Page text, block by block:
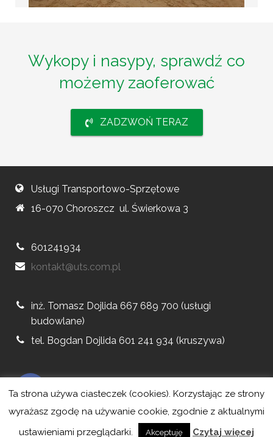
Wykopy i nasypy, sprawdź co
możemy zaoferować
ZADZWOŃ TERAZ
Usługi Transportowo-Sprzętowe
16-070 Choroszcz ul. Świerkowa 3
601241934
kontakt@uts.com.pl
inż. Tomasz Dojlida 667 689 700 (usługi
budowlane)
tel. Bogdan Dojlida 601 241 934 (kruszywa)
© Copyright Gogler 2018
Ta strona używa ciasteczek (cookies). Korzystając ze strony
wyrażasz zgodę na używanie cookie, zgodnie z aktualnymi
ustawieniami przeglądarki.
Akceptuję Czytaj więcej